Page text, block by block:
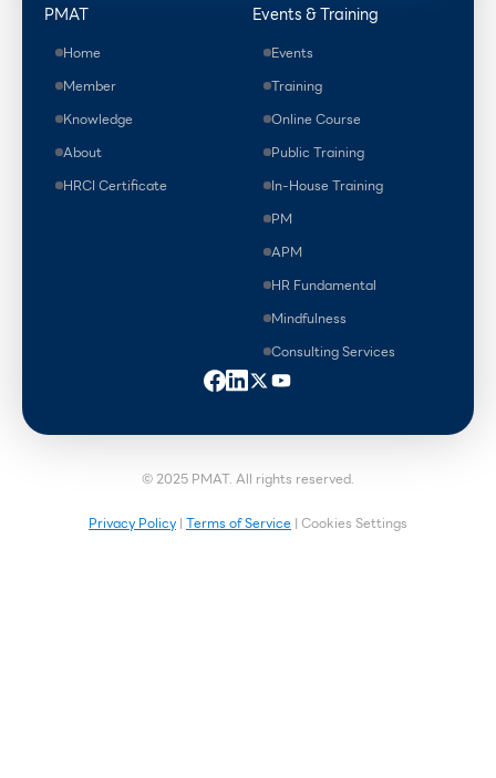
PMAT
Home
Member
Knowledge
About
HRCI Certificate
Events & Training
Events
Training
Online Course
Public Training
In-House Training
PM
APM
HR Fundamental
Mindfulness
Consulting Services
© 2025 PMAT. All rights reserved.
Privacy Policy | Terms of Service | Cookies Settings